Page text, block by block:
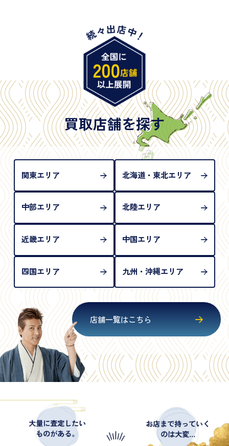
・旧パスポート
※原則として「公的機関が発行し、氏名、住所、生
年月日が記載されているもの
※日本国政府発行のもの
※2020年2月4日以降に申請された新型パスポートに
は「所持人記入欄（住所記載欄）」が存在しないた
め、単体では古物営業法上の本人確認書類として認
められない（住所確認ができないため）。補助書類
が必要となります
買取店舗を探す
関東エリア 北海道・東北エリア
中部エリア 北陸エリア
近畿エリア 中国エリア
四国エリア 九州・沖縄エリア
店舗一覧はこちら